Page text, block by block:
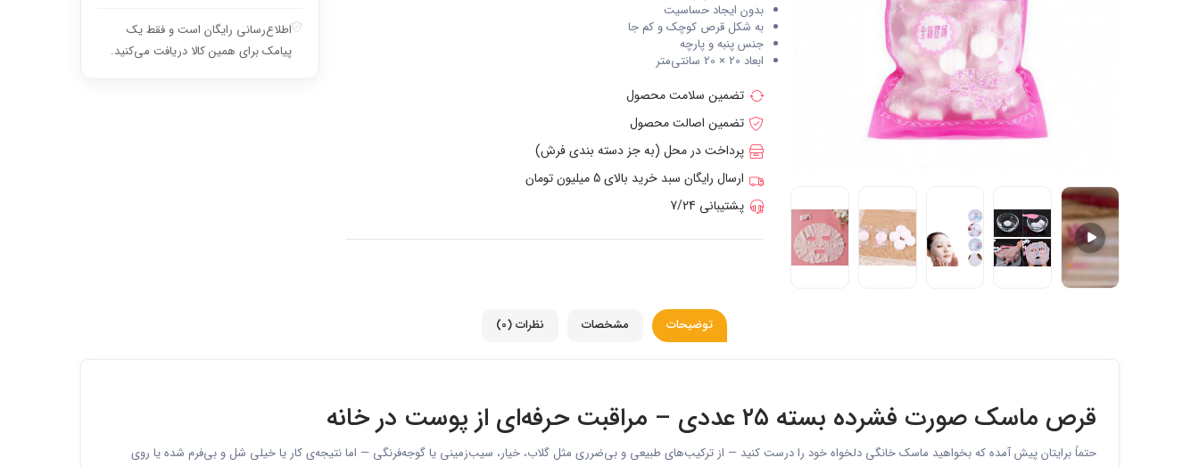
بدون ایجاد حساسیت
به شکل قرص کوچک و کم جا
جنس پنبه و پارچه
ابعاد 20 × 20 سانتی‌متر
تضمین سلامت محصول
تضمین اصالت محصول
پرداخت در محل (به جز دسته بندی فرش)
ارسال رایگان سبد خرید بالای 5 میلیون تومان
پشتیبانی 7/24
اطلاع‌رسانی رایگان است و فقط یک
پیامک برای همین کالا دریافت می‌کنید.
توضیحات مشخصات نظرات (0)
قرص ماسک صورت فشرده بسته ۲۵ عددی – مراقبت حرفه‌ای از پوست در خانه
حتماً برایتان پیش آمده که بخواهید ماسک خانگی دلخواه خود را درست کنید — از ترکیب‌های طبیعی و بی‌ضرری مثل گلاب، خیار، سیب‌زمینی یا گوجه‌فرنگی — اما نتیجه‌ی کار یا خیلی شل و بی‌فرم شده یا روی